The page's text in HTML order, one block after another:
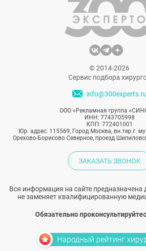
© 2014-2026
Сервис подбора
info@300experts.ru
ООО «Рекламная группа
ИНН: 7743705998
КПП: 772401001
Юр. адрес: 115569, Город Москва, вн.тер.г.
Орехово-Борисово Северное, проезд
ЗАКАЗАТЬ ЗВОНОК
Вся информация на сайте предназначена
не заменяет квалифицированную
Обязательно
Народный рейтинг